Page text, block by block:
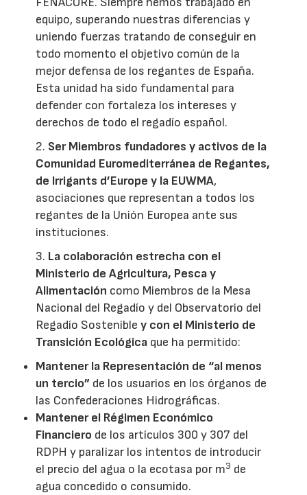
equipo, superando nuestras diferencias y
uniendo fuerzas tratando de conseguir en
todo momento el objetivo común de la
mejor defensa de los regantes de España.
Esta unidad ha sido fundamental para
defender con fortaleza los intereses y
derechos de todo el regadío español.
2. Ser Miembros fundadores y activos de la
Comunidad Euromediterránea de Regantes,
de Irrigants d’Europe y la EUWMA,
asociaciones que representan a todos los
regantes de la Unión Europea ante sus
instituciones.
3. La colaboración estrecha con el
Ministerio de Agricultura, Pesca y
Alimentación como Miembros de la Mesa
Nacional del Regadío y del Observatorio del
Regadío Sostenibley con el Ministerio de
Transición Ecológica que ha permitido:
Mantener la Representación de “al menos
un tercio” de los usuarios en los órganos de
las Confederaciones Hidrográficas.
Mantener el Régimen Económico
Financiero de los artículos 300 y 307 del
RDPH y paralizar los intentos de introducir
el precio del agua o la ecotasa por m3 de
agua concedido o consumido.